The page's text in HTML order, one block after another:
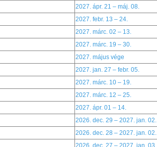
2027. ápr. 21 – máj. 08.
2027. febr. 13 – 24.
2027. márc. 02 – 13.
2027. márc. 19 – 30.
2027. május vége
2027. jan. 27 – febr. 05.
2027. márc. 10 – 19.
2027. márc. 12 – 25.
2027. ápr. 01 – 14.
2026. dec. 29 – 2027. jan. 02.
2026. dec. 28 – 2027. jan. 02.
2026. dec. 27 – 2027. jan. 03.